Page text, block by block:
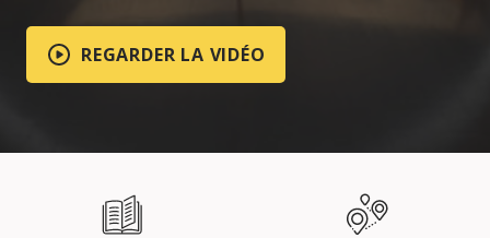
REGARDER LA VIDÉO